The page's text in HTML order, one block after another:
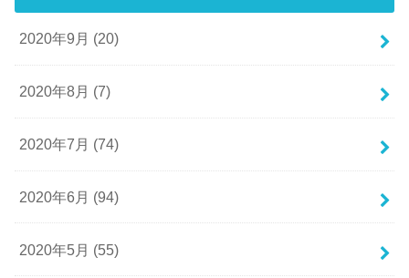
2020年9月 (20)
2020年8月 (7)
2020年7月 (74)
2020年6月 (94)
2020年5月 (55)